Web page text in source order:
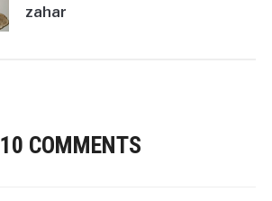
zahar
10 COMMENTS